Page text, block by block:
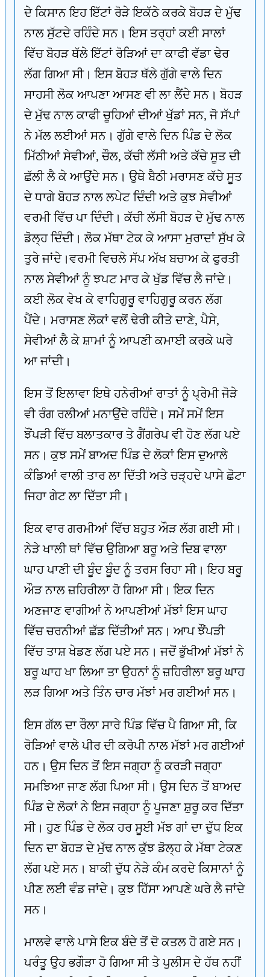
ਦੇ ਕਿਸਾਨ ਇਹ ਇੱਟਾਂ ਰੋੜੇ ਇਕੱਠੇ ਕਰਕੇ ਬੋਹੜ ਦੇ ਮੁੱਢ
ਨਾਲ ਸੁੱਟਦੇ ਰਹਿੰਦੇ ਸਨ। ਇਸ ਤਰ੍ਹਾਂ ਕਈ ਸਾਲਾਂ
ਵਿੱਚ ਬੋਹੜ ਥੱਲੇ ਇੱਟਾਂ ਰੋੜਿਆਂ ਦਾ ਕਾਫੀ ਵੱਡਾ ਢੇਰ
ਲੱਗ ਗਿਆ ਸੀ। ਇਸ ਬੋਹੜ ਥੱਲੇ ਗੁੱਗੇ ਵਾਲੇ ਦਿਨ
ਸਾਹਸੀ ਲੋਕ ਆਪਣਾ ਆਸਣ ਵੀ ਲਾ ਲੈਂਦੇ ਸਨ। ਬੋਹੜ
ਦੇ ਮੁੱਢ ਨਾਲ ਕਾਫੀ ਚੂਹਿਆਂ ਦੀਆਂ ਖੁੱਡਾਂ ਸਨ, ਜੋ ਸੱਪਾਂ
ਨੇ ਮੱਲ ਲਈਆਂ ਸਨ। ਗੁੱਗੇ ਵਾਲੇ ਦਿਨ ਪਿੰਡ ਦੇ ਲੋਕ
ਮਿੱਠੀਆਂ ਸੇਵੀਆਂ, ਚੌਲ, ਕੱਚੀ ਲੱਸੀ ਅਤੇ ਕੱਚੇ ਸੂਤ ਦੀ
ਛੱਲੀ ਲੈ ਕੇ ਆਉਂਦੇ ਸਨ। ਉਥੇ ਬੈਠੀ ਮਰਾਸਣ ਕੱਚੇ ਸੂਤ
ਦੇ ਧਾਗੇ ਬੋਹੜ ਨਾਲ ਲਪੇਟ ਦਿੰਦੀ ਅਤੇ ਕੁਝ ਸੇਵੀਆਂ
ਵਰਮੀ ਵਿੱਚ ਪਾ ਦਿੰਦੀ। ਕੱਚੀ ਲੱਸੀ ਬੋਹੜ ਦੇ ਮੁੱਢ ਨਾਲ
ਡੋਲ੍ਹ ਦਿੰਦੀ। ਲੋਕ ਮੱਥਾ ਟੇਕ ਕੇ ਆਸਾ ਮੁਰਾਦਾਂ ਸੁੱਖ ਕੇ
ਤੁਰੇ ਜਾਂਦੇ।ਵਰਮੀ ਵਿਚਲੇ ਸੱਪ ਅੱਖ ਬਚਾਅ ਕੇ ਫੁਰਤੀ
ਨਾਲ ਸੇਵੀਆਂ ਨੂੰ ਝਪਟ ਮਾਰ ਕੇ ਖੁੱਡ ਵਿੱਚ ਲੈ ਜਾਂਦੇ।
ਕਈ ਲੋਕ ਵੇਖ ਕੇ ਵਾਹਿਗੁਰੂ ਵਾਹਿਗੁਰੂ ਕਰਨ ਲੱਗ
ਪੈਂਦੇ। ਮਰਾਸਣ ਲੋਕਾਂ ਵਲੋਂ ਢੇਰੀ ਕੀਤੇ ਦਾਣੇ, ਪੈਸੇ,
ਸੇਵੀਆਂ ਲੈ ਕੇ ਸ਼ਾਮਾਂ ਨੂੰ ਆਪਣੀ ਕਮਾਈ ਕਰਕੇ ਘਰੇ
ਆ ਜਾਂਦੀ।
ਇਸ ਤੋਂ ਇਲਾਵਾ ਇਥੇ ਹਨੇਰੀਆਂ ਰਾਤਾਂ ਨੂੰ ਪ੍ਰੇਮੀ ਜੋੜੇ
ਵੀ ਰੰਗ ਰਲੀਆਂ ਮਨਾਉਂਦੇ ਰਹਿੰਦੇ। ਸਮੇਂ ਸਮੇਂ ਇਸ
ਝੌਂਪੜੀ ਵਿੱਚ ਬਲਾਤਕਾਰ ਤੇ ਗੈਂਗਰੇਪ ਵੀ ਹੋਣ ਲੱਗ ਪਏ
ਸਨ। ਕੁਝ ਸਮੇਂ ਬਾਅਦ ਪਿੰਡ ਦੇ ਲੋਕਾਂ ਇਸ ਦੁਆਲੇ
ਕੰਡਿਆਂ ਵਾਲੀ ਤਾਰ ਲਾ ਦਿੱਤੀ ਅਤੇ ਚੜ੍ਹਦੇ ਪਾਸੇ ਛੋਟਾ
ਜਿਹਾ ਗੇਟ ਲਾ ਦਿੱਤਾ ਸੀ।
ਇਕ ਵਾਰ ਗਰਮੀਆਂ ਵਿੱਚ ਬਹੁਤ ਔੜ ਲੱਗ ਗਈ ਸੀ।
ਨੇੜੇ ਖਾਲੀ ਥਾਂ ਵਿੱਚ ਉਗਿਆ ਬਰੂ ਅਤੇ ਦਿਬ ਵਾਲਾ
ਘਾਹ ਪਾਣੀ ਦੀ ਬੂੰਦ ਬੂੰਦ ਨੂੰ ਤਰਸ ਰਿਹਾ ਸੀ। ਇਹ ਬਰੂ
ਔੜ ਨਾਲ ਜ਼ਹਿਰੀਲਾ ਹੋ ਗਿਆ ਸੀ। ਇਕ ਦਿਨ
ਅਣਜਾਣ ਵਾਗੀਆਂ ਨੇ ਆਪਣੀਆਂ ਮੱਝਾਂ ਇਸ ਘਾਹ
ਵਿੱਚ ਚਰਨੀਆਂ ਛੱਡ ਦਿੱਤੀਆਂ ਸਨ। ਆਪ ਝੌਂਪੜੀ
ਵਿੱਚ ਤਾਸ਼ ਖੇਡਣ ਲੱਗ ਪਏ ਸਨ। ਜਦੋਂ ਭੁੱਖੀਆਂ ਮੱਝਾਂ ਨੇ
ਬਰੂ ਘਾਹ ਖਾ ਲਿਆ ਤਾ ਉਹਨਾਂ ਨੂੰ ਜ਼ਹਿਰੀਲਾ ਬਰੂ ਘਾਹ
ਲੜ ਗਿਆ ਅਤੇ ਤਿੰਨ ਚਾਰ ਮੱਝਾਂ ਮਰ ਗਈਆਂ ਸਨ।
ਇਸ ਗੱਲ ਦਾ ਰੌਲਾ ਸਾਰੇ ਪਿੰਡ ਵਿੱਚ ਪੈ ਗਿਆ ਸੀ, ਕਿ
ਰੋੜਿਆਂ ਵਾਲੇ ਪੀਰ ਦੀ ਕਰੋਪੀ ਨਾਲ ਮੱਝਾਂ ਮਰ ਗਈਆਂ
ਹਨ। ਉਸ ਦਿਨ ਤੋਂ ਇਸ ਜਗ੍ਹਾ ਨੂੰ ਕਰੜੀ ਜਗ੍ਹਾ
ਸਮਝਿਆ ਜਾਣ ਲੱਗ ਪਿਆ ਸੀ। ਉਸ ਦਿਨ ਤੋਂ ਬਾਅਦ
ਪਿੰਡ ਦੇ ਲੋਕਾਂ ਨੇ ਇਸ ਜਗ੍ਹਾ ਨੂੰ ਪੂਜਣਾ ਸ਼ੁਰੂ ਕਰ ਦਿੱਤਾ
ਸੀ। ਹੁਣ ਪਿੰਡ ਦੇ ਲੋਕ ਹਰ ਸੂਈ ਮੱਝ ਗਾਂ ਦਾ ਦੁੱਧ ਇਕ
ਦਿਨ ਦਾ ਬੋਹੜ ਦੇ ਮੁੱਢ ਨਾਲ ਕੁੱਝ ਡੋਲ੍ਹ ਕੇ ਮੱਥਾ ਟੇਕਣ
ਲੱਗ ਪਏ ਸਨ। ਬਾਕੀ ਦੁੱਧ ਨੇੜੇ ਕੰਮ ਕਰਦੇ ਕਿਸਾਨਾਂ ਨੂੰ
ਪੀਣ ਲਈ ਵੰਡ ਜਾਂਦੇ। ਕੁਝ ਹਿੱਸਾ ਆਪਣੇ ਘਰੇ ਲੈ ਜਾਂਦੇ
ਸਨ।
ਮਾਲਵੇ ਵਾਲੇ ਪਾਸੇ ਇਕ ਬੰਦੇ ਤੋਂ ਦੋ ਕਤਲ ਹੋ ਗਏ ਸਨ।
ਪਰੰਤੂ ਉਹ ਭਗੌੜਾ ਹੋ ਗਿਆ ਸੀ ਤੇ ਪੁਲੀਸ ਦੇ ਹੱਥ ਨਹੀਂ